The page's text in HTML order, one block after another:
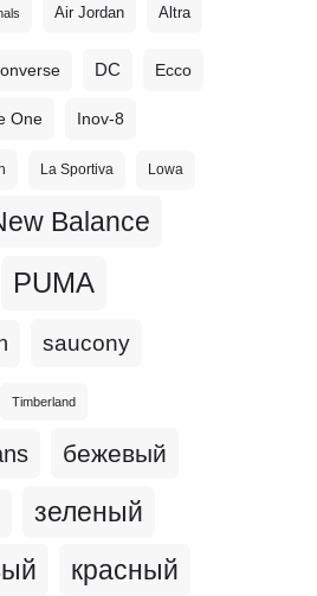
Air Jordan Altra
DC Ecco
One Inov-8
La Sportiva Lowa
Balance
PUMA
saucony
Timberland
бежевый
зеленый
красный